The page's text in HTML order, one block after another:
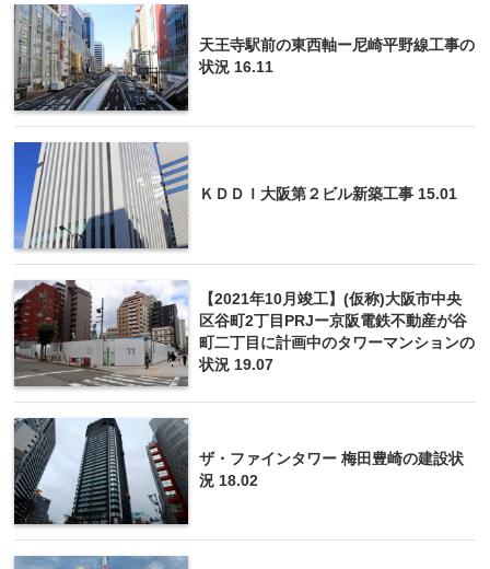
天王寺駅前の東西軸ー尼崎平野線工事の
状況 16.11
ＫＤＤＩ大阪第２ビル新築工事 15.01
【2021年10月竣工】(仮称)大阪市中央
区谷町2丁目PRJー京阪電鉄不動産が谷
町二丁目に計画中のタワーマンションの
状況 19.07
ザ・ファインタワー 梅田豊崎の建設状
況 18.02